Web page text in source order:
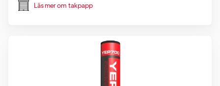
Läs mer om takpapp